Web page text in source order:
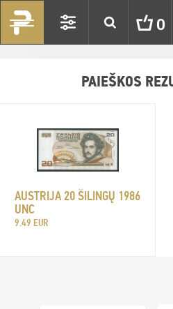
0
PAIEŠKOS
AUSTRIJA 20 ŠILINGŲ 1986
UNC
9.49 EUR